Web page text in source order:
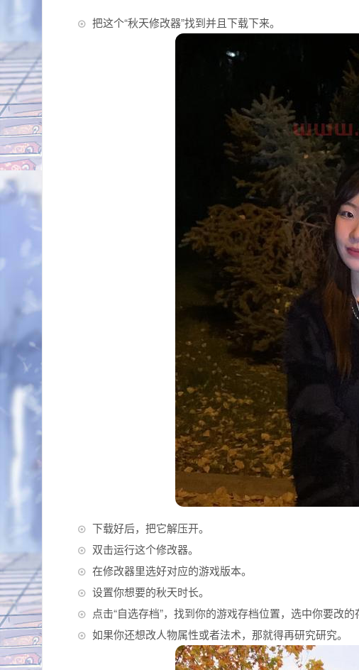
把这个“秋天修改器”找到并且下载下来。
下载好后，把它解压开。
双击运行这个修改器。
在修改器里选好对应的游戏版本。
设置你想要的秋天时长。
点击“自选存档”，找到你的游戏存档位置，选中你要改的
如果你还想改人物属性或者法术，那就得再研究研究。